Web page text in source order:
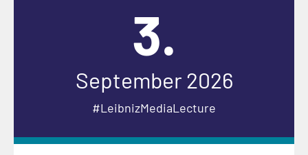
3.
September 2026
#LeibnizMediaLecture